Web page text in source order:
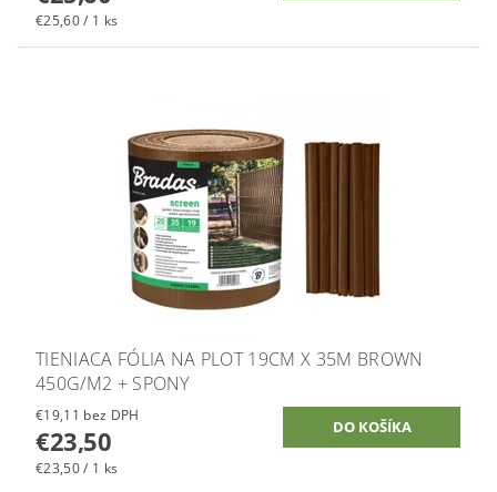
€25,60 / 1 ks
TIENIACA FÓLIA NA PLOT 19CM X 35M BROWN
450G/M2 + SPONY
€19,11 bez DPH
€23,50
€23,50 / 1 ks